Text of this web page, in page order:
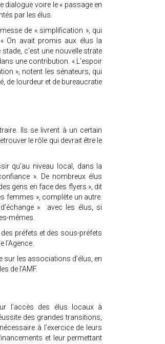
dialogue voire le « passage en
par les élus.
de « simplification », qui
On avait promis aux élus la
c’est une nouvelle strate
une contribution. « L’espoir
», notent les sénateurs, qui
de lourdeur et de bureaucratie
Ils se livrent à un certain
le rôle qui devrait être le
qu’au niveau local, dans la
». De nombreux élus
gens en face des flyers », dit
femmes », complète un autre.
» avec les élus, si
mêmes.
préfets et des sous-préfets
sur les associations d’élus, en
de l’AMF.
l’accès des élus locaux à
des grandes transitions,
à l’exercice de leurs
et leur permettant